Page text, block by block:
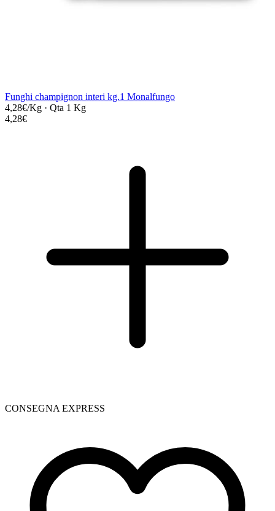
Funghi champignon interi kg.1 Monalfungo
4,28€/Kg · Qta 1 Kg
4,28€
CONSEGNA EXPRESS